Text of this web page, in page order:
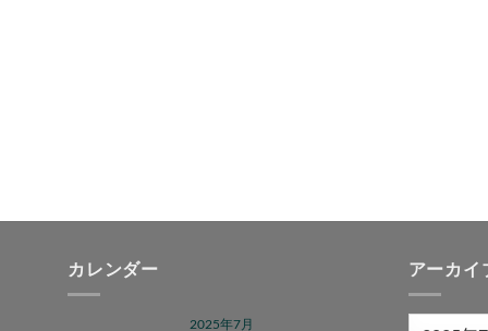
カレンダー
2025年7月
アーカイ